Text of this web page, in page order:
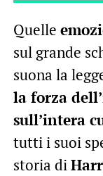
Quelle
sul grande
suona la
la forza
sull’intera
tutti i suoi
storia di